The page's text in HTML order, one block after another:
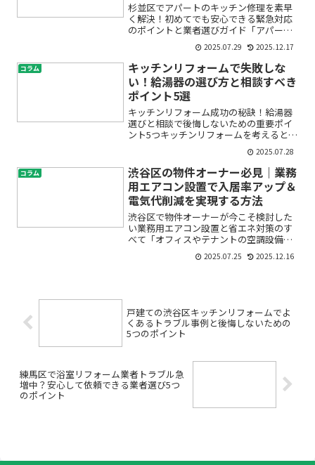
杉並区でアパートのキッチン修理を素早
く解決！初めてでも安心できる緊急対応
のポイントと業者選びガイド「アパート
のキッチンから突然水漏れが…」「入居
者から緊急で修理を頼まれてしまった」
「どこに修理を依頼していいかわからな
い…」このようなお悩みを...
2025.07.29 2025.12.17
コラム
キッチンリフォームで失敗しな
い！給湯器の選び方と相談すべき
ポイント5選
キッチンリフォーム成功の秘訣！給湯器
選びと相談で後悔しないための重要ポイ
ント5つキッチンリフォームを考えると
き、「どんなデザインにしよう」「使い
勝手を良くしたい」とワクワクする一方
で、「費用はどのくらい？」「給湯器は
交換したほうがいいの？」...
2025.07.28
コラム
渋谷区の物件オーナー必見｜業務
用エアコン設置で入居率アップ＆
電気代削減を実現する方法
渋谷区で物件オーナーが今こそ検討した
い業務用エアコン設置と省エネ対策のす
べて「オフィスやテナントの空調設備が
古くて、入居者からクレームが…」「電
気代が年々上がって、コストが心配」
2025.07.25 2025.12.16
戸建ての渋谷区キッチンリフォームでよ
くあるトラブル事例と後悔しないための
5つのポイント
練馬区で浴室リフォーム業者トラブル急
増中？安心して依頼できる業者選び5つ
のポイント